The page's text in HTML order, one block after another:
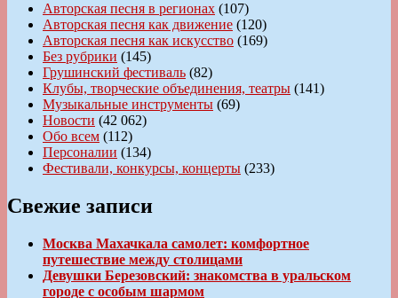
Авторская песня в регионах (107)
Авторская песня как движение (120)
Авторская песня как искусство (169)
Без рубрики (145)
Грушинский фестиваль (82)
Клубы, творческие объединения, театры (141)
Музыкальные инструменты (69)
Новости (42 062)
Обо всем (112)
Персоналии (134)
Фестивали, конкурсы, концерты (233)
Свежие записи
Москва Махачкала самолет: комфортное
путешествие между столицами
Девушки Березовский: знакомства в уральском
городе с особым шармом